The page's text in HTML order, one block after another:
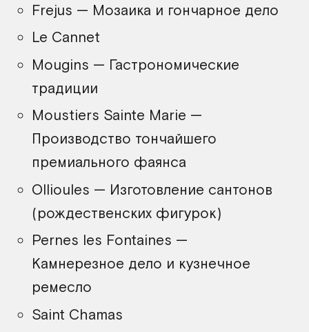
Frejus — Мозаика и гончарное дело
Le Cannet
Mougins — Гастрономические
традиции
Moustiers Sainte Marie —
Производство тончайшего
премиального фаянса
Ollioules — Изготовление сантонов
(рождественских фигурок)
Pernes les Fontaines —
Камнерезное дело и кузнечное
ремесло
Saint Chamas